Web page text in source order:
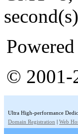
© 2001-
Ultra High-performance
Domain Registration | Web